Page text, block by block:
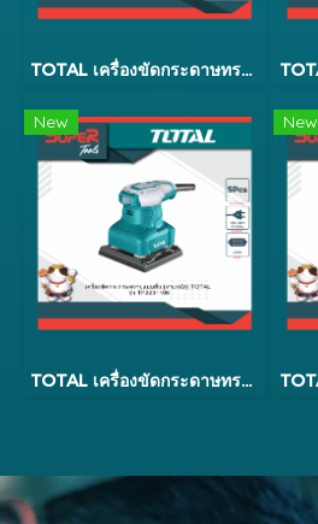
TOTAL เครื่องขัดกระดาษทรายสี่เหลี่ยมแบบสั่น รุ่น TF1302206
New
TOTAL เครื่องขัดกระดาษทรายสี่เหลี่ยมแบบสั่น รุ่น TF1301826
New